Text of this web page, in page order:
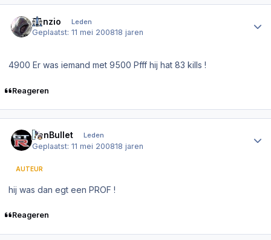
Venzio Leden
Geplaatst:11 mei 200818 jaren
4900 Er was iemand met 9500 Pfff hij hat 83 kills !
Reageren
IronBullet Leden
Geplaatst:11 mei 200818 jaren
AUTEUR
hij was dan egt een PROF !
Reageren